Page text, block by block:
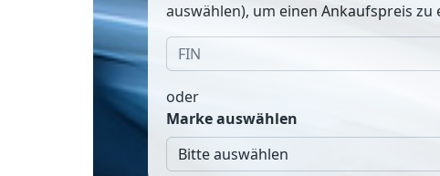
auswählen), um einen Ankaufspreis zu
oder
Marke auswählen